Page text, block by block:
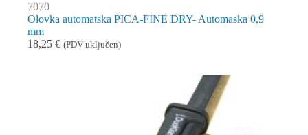
7070
Olovka automatska PICA-FINE DRY- Automaska 0,9
mm
18,25 € (PDV uključen)